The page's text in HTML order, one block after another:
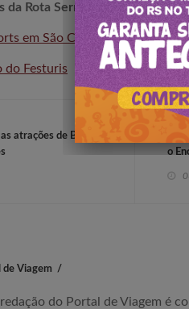
Rota Serra Gaúcha, em
em São Chico
do Festuris
atrações de Bento
o
de Viagem
do Portal de Viagem é